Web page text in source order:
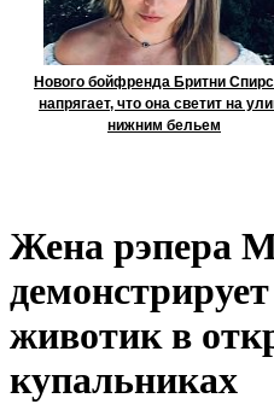
Нового бойфренда Бритни
напрягает, что она светит на
нижним бельем
Жена рэпера
животик в
купальниках